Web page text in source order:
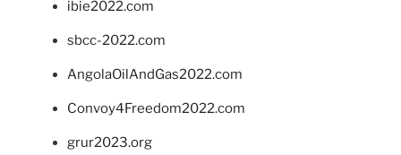
ibie2022.com
sbcc-2022.com
AngolaOilAndGas2022.com
Convoy4Freedom2022.com
grur2023.org